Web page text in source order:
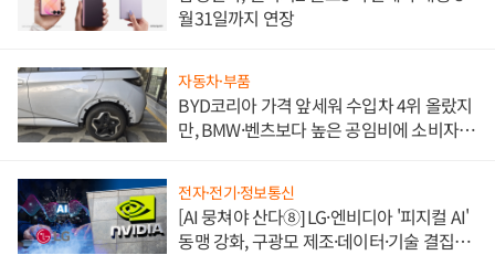
월31일까지 연장
자동차·부품
BYD코리아 가격 앞세워 수입차 4위 올랐지
만, BMW·벤츠보다 높은 공임비에 소비자
전자·전기·정보통신
[AI 뭉쳐야 산다⑧] LG·엔비디아 '피지컬 AI'
동맹 강화, 구광모 제조·데이터·기술 결집